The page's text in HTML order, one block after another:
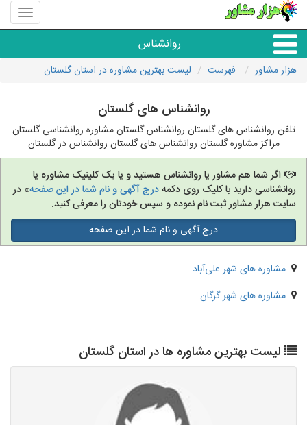
منوی
سایت
مشاور
روانشناس
گروه روانشناسی
هزار مشاور فهرست لیست بهترین مشاوره در استان گلستان
روانشناس های گلستان
تلفن روانشناس های گلستان روانشناس گلستان مشاوره روانشناسی گلستان
مراکز مشاوره گلستان روانشناس های گلستان روانشناس در گلستان
اگر شما هم مشاور یا روانشناس هستید و یا یک کلینیک مشاوره یا
روانشناسی دارید با کلیک روی دکمهدرج آگهی و نام شما در این صفحه» در
سایت هزار مشاور ثبت نام نموده و سپس خودتان را معرفی کنید.
درج آگهی و نام شما در این صفحه
مشاوره های شهر علی‌آباد
مشاوره های شهر گرگان
لیست بهترین مشاوره ها در استان گلستان